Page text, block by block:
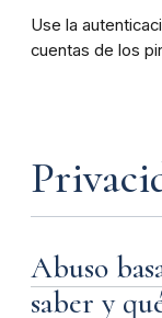
Use la
cuentas de los
Abuso
saber y